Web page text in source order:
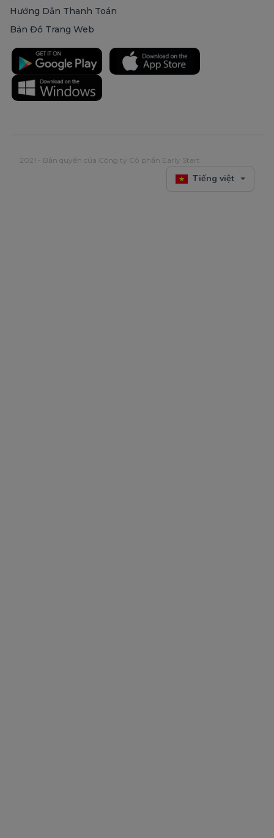
Hướng Dẫn Thanh Toán
Bản Đồ Trang Web
2021 - Bản quyền của Công ty Cổ phần Early Start
Tiếng việt